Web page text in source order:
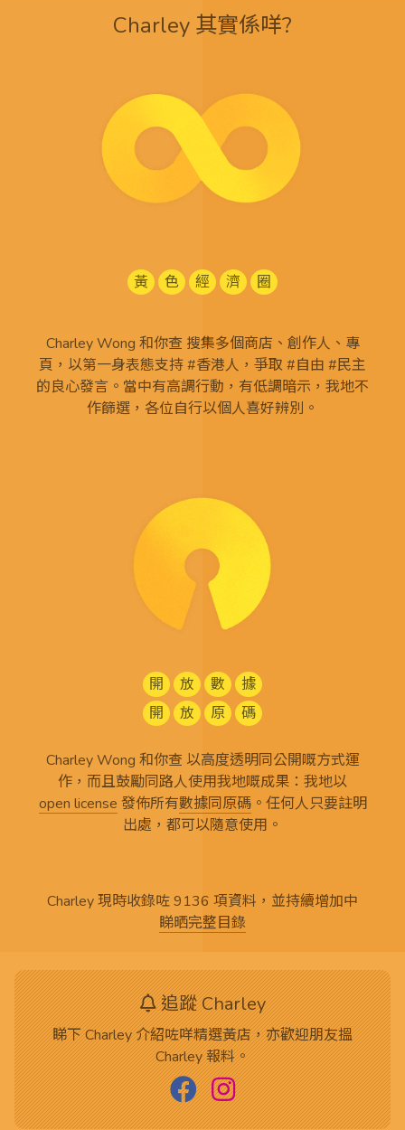
Charley 其實係咩?
黃 色 經 濟 圈
Charley Wong 和你查 搜集多個商店、創作人、專
頁，以第一身表態支持 #香港人，爭取 #自由 #民主
的良心發言。當中有高調行動，有低調暗示，我地不
作篩選，各位自行以個人喜好辨別。
開 放 數
據
開
放 原 碼
Charley Wong 和你查 以高度透明同公開嘅方式運
作，而且鼓勵同路人使用我地嘅成果：我地以
open license 發佈所有數據同原碼。任何人只要註明
出處，都可以隨意使用。
Charley 現時收錄咗 9136 項資料，並持續增加中
睇晒完整目錄
追蹤 Charley
睇下 Charley 介紹咗咩精選黃店，亦歡迎朋友搵
Charley 報料。